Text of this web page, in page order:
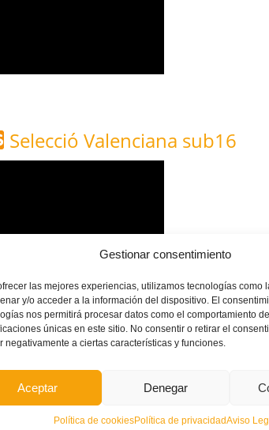
Gestionar consentimiento
las mejores experiencias, utilizamos tecnologías como
y/o acceder a la información del dispositivo. El
nos permitirá procesar datos como el comportamiento
únicas en este sitio. No consentir o retirar el
negativamente a ciertas características y funciones.
Aceptar Denegar
Política de cookiesPolítica de privacidadAviso
Selecció Valenciana sub16
Selecció Valenciana sub19